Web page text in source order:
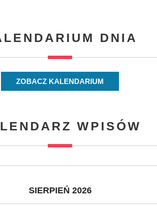
DNIA
ZOBACZ KALENDARIUM
WPISÓW
SIERPIEŃ 2026